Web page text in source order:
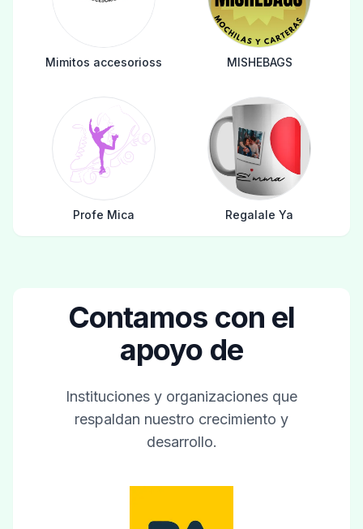
Mimitos accesorioss MISHEBAGS
Profe Mica Regalale Ya
Contamos con el
apoyo de
Instituciones y organizaciones que
respaldan nuestro crecimiento y
desarrollo.